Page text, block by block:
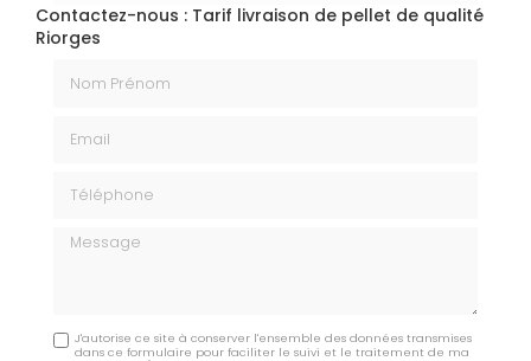
Contactez-nous : Tarif livraison de pellet de qualité
Riorges
Message
J'autorise ce site à conserver l'ensemble des données transmises
dans ce formulaire pour faciliter le suivi et le traitement de ma